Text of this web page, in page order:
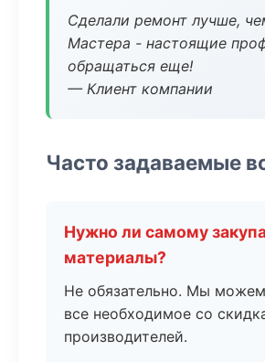
Сделали ремонт лучше,
Мастера - настоящие
обращаться еще!
— Клиент компании
Часто задаваемые
Нужно ли самому
материалы?
Не обязательно. Мы можем
все необходимое со
производителей.